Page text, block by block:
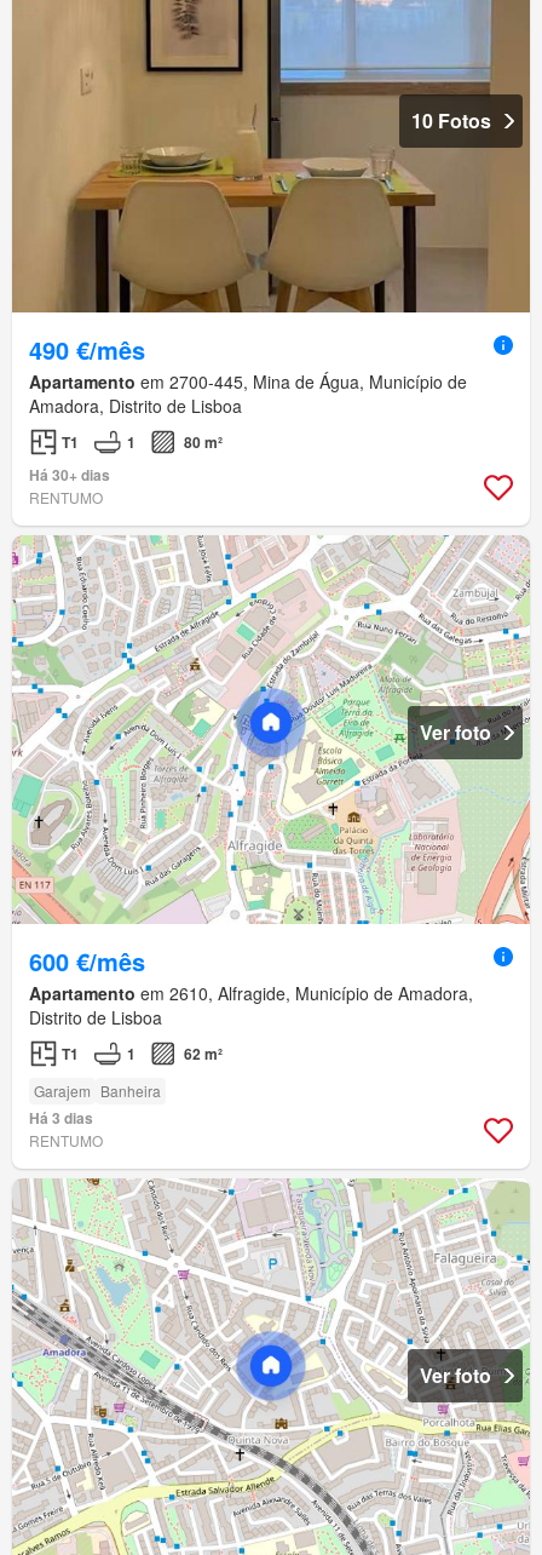
10 Fotos
490 €/mês
Apartamento em 2700-445, Mina de Água, Município de
Amadora, Distrito de Lisboa
T1 1
80 m²
Há 30+ dias
RENTUMO
Ver foto
600 €/mês
Apartamento em 2610, Alfragide, Município de Amadora,
Distrito de Lisboa
T1 1 62 m²
Garajem Banheira
Há 3 dias
RENTUMO
Ver foto